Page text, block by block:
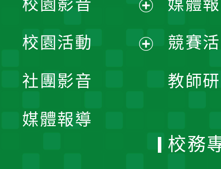
媒體
競賽
教師
校園影音
開
校園活動
社團影音
媒體報導
校務